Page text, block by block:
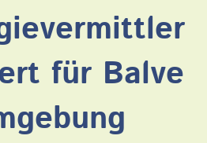
für Balve